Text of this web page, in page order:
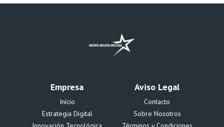
Empresa
Início
Estrategia Digital
Aviso Legal
Contacto
Sobre Nosotros